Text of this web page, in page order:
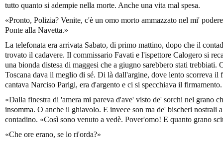
tutto quanto si adempie nella morte. Anche una vita mal spesa.
«Pronto, Polizia? Venite, c'è un omo morto ammazzato nel mi'
Ponte alla Navetta.»
La telefonata era arrivata Sabato, di primo mattino, dopo che il
trovato il cadavere. Il commissario Favati e l'ispettore Calogero si
una bionda distesa di maggesi che a giugno sarebbero stati
Toscana dava il meglio di sé. Di là dall'argine, dove lento scorreva il
cantava Narciso Parigi, era d'argento e ci si specchiava il
«Dalla finestra di 'amera mi pareva d'ave' visto de' sorchi nel grano
insomma. O anche il ghiavolo. E invece son ma de' bischeri nostrali
contadino. «Così sono venuto a vedè. Pover'omo! E quanto grano
«Che ore erano, se lo ri'orda?»